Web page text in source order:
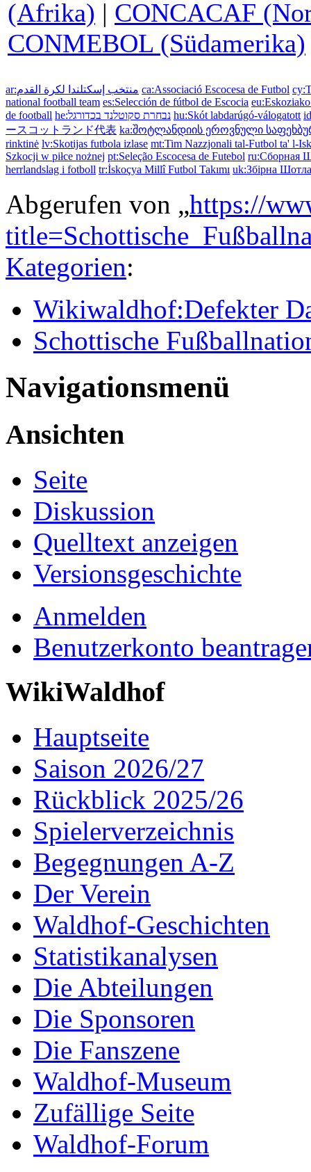
(Afrika) | CONCACAF
CONMEBOL (Südamerika)
ar:منتخب إسكتلندا لكرة القدم ca:Associació Escocesa de Futbol
national football team es:Selección de fútbol de Escocia
de football
he:נבחרת סקוטלנד בכדורגל hu:Skót labdarúgó-válogatott
ースコットランド代表 ka:შოტლანდიის ეროვნული
rinktinė lv:Skotijas futbola izlase mt:Tim Nazzjonali tal-Futbol ta' l-
Szkocji w piłce nożnej pt:Seleção Escocesa de Futebol ru:Сборная
herrlandslag i fotboll tr:İskoçya Millî Futbol Takımı uk:Збірна
Abgerufen von „https://
Kategorien:
Wikiwaldhof:Defekter
Schottische
Navigationsmenü
Ansichten
Seite
Diskussion
Quelltext anzeigen
Versionsgeschichte
Anmelden
Benutzerkonto
WikiWaldhof
Hauptseite
Saison 2026/27
Rückblick 2025/26
Spielerverzeichnis
Begegnungen A-Z
Der Verein
Waldhof-Geschichten
Statistikanalysen
Die Abteilungen
Die Sponsoren
Die Fanszene
Waldhof-Museum
Zufällige Seite
Waldhof-Forum